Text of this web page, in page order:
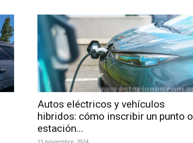
Autos eléctricos y vehículos
hibridos: cómo inscribir un punto o
estación...
15 noviembre, 2024